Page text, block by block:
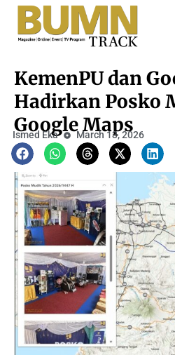
KemenPU dan
Hadirkan Posko
Google Maps
Ismed Eka March 13, 2026